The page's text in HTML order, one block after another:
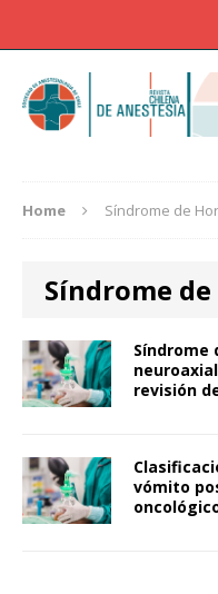
Home Síndrome de
Síndrome
Síndrome
revisión
vómito